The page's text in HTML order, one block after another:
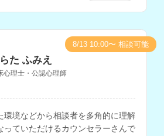
た ふみえ
心理士・公認心理師
環境などから相談者を多角的に理解
っていただけるカウンセラーさんで
8/13 10:00〜 相談可能